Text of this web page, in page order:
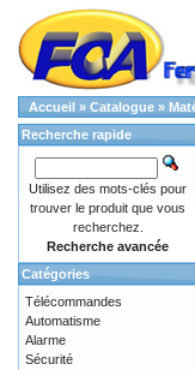
Accueil » Catalogue »
Recherche rapide
Utilisez des mots-clés pour
trouver le produit que vous
recherchez.
Recherche avancée
Catégories
Télécommandes
Automatisme
Alarme
Sécurité